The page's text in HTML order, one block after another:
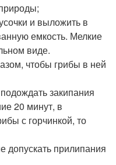
и выложить в
емкость. Мелкие
виде.
чтобы грибы в ней
закипания
20 минут, в
с горчинкой, то
допускать прилипания